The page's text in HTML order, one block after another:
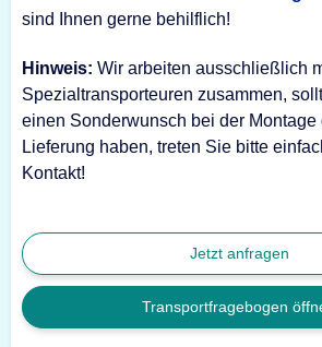
sind Ihnen gerne behilflich!
Hinweis: Wir arbeiten ausschließlich
Spezialtransporteuren zusammen,
einen Sonderwunsch bei der Montage
Lieferung haben, treten Sie bitte
Kontakt!
Jetzt anfragen
Transportfragebogen